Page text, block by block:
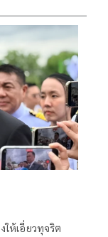
ให้เอี่ยวทุจริต